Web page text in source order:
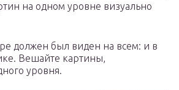
на одном уровне визуально
должен был виден на всем: и в
Вешайте картины,
уровня.